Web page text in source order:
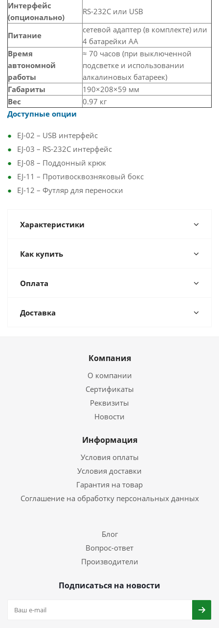
Интерфейс
(опционально)
RS-232C или USB
Питание
сетевой адаптер (в комплекте) или
4 батарейки АА
Время
автономной
работы
≈ 70 часов (при выключенной
подсветке и использовании
алкалиновых батареек)
Габариты
190×208×59 мм
Вес
0.97 кг
Доступные опции
EJ-02 – USB интерфейс
EJ-03 – RS-232C интерфейс
EJ-08 – Поддонный крюк
EJ-11 – Противосквозняковый бокс
EJ-12 – Футляр для переноски
Характеристики
Как купить
Оплата
Доставка
Компания
О компании
Сертификаты
Реквизиты
Новости
Информация
Условия оплаты
Условия доставки
Гарантия на товар
Соглашение на обработку персональных данных
Блог
Вопрос-ответ
Производители
Подписаться на новости